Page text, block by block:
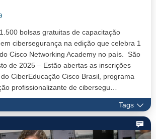
bolsas gratuitas de capacitação
cibersegurança na edição que celebra 1
Cisco Networking Academy no país. São
de 2025 – Estão abertas as inscrições
CiberEducação Cisco Brasil, programa
profissionalizante de cibersegu…
Tags